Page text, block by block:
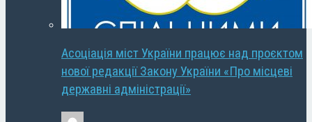
Асоціація міст України працює над проєктом
нової редакції Закону України «Про місцеві
державні адміністрації»